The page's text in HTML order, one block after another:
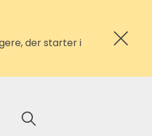
der starter i